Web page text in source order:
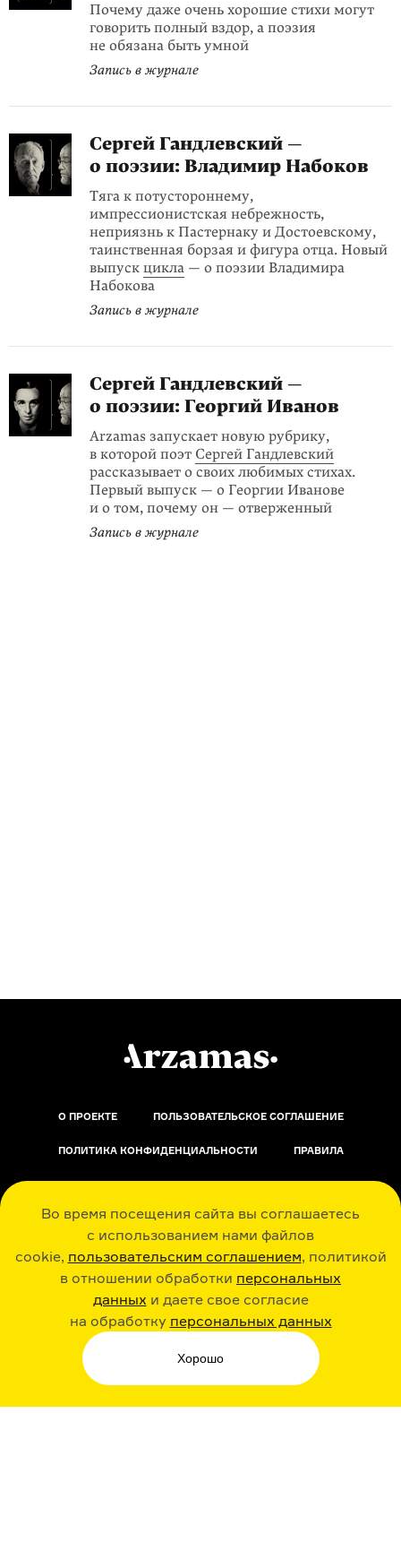
Во время посещения сайта вы соглашаетесь
с использованием нами файлов
cookie, пользовательским соглашением, политикой
в отношении обработки персональных
данных и даете свое согласие
на обработку персональных данных
Хорошо
Почему даже очень хорошие стихи могут
говорить полный вздор, а поэзия
не обязана быть умной
Запись в журнале
Сергей Гандлевский —
о поэзии: Владимир Набоков
Тяга к потустороннему,
импрессионистская небрежность,
неприязнь к Пастернаку и Достоевскому,
таинственная борзая и фигура отца. Новый
выпуск цикла — о поэзии Владимира
Набокова
Запись в журнале
Сергей Гандлевский —
о поэзии: Георгий Иванов
Arzamas запускает новую рубрику,
в которой поэт Сергей Гандлевский
рассказывает о своих любимых стихах.
Первый выпуск — о Георгии Иванове
и о том, почему он — отверженный
Запись в журнале
О ПРОЕКТЕ ПОЛЬЗОВАТЕЛЬСКОЕ СОГЛАШЕНИЕ
ПОЛИТИКА КОНФИДЕНЦИАЛЬНОСТИ ПРАВИЛА
ОБРАТНАЯ СВЯЗЬ
РАДИО ARZAMAS ГУСЬГУСЬ
СТИКЕРЫ ARZAMAS